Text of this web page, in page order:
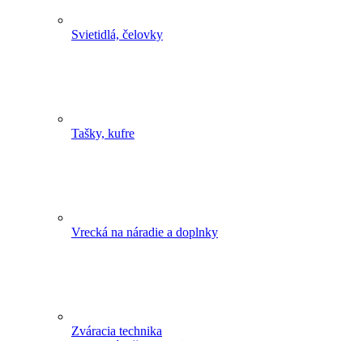
Svietidlá, čelovky
Tašky, kufre
Vrecká na náradie a doplnky
Zváracia technika